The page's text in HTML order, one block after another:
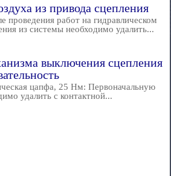
из привода сцепления
проведения работ на гидравлическом
из системы необходимо удалить...
выключения сцепления
цапфа, 25 Нм: Первоначальную
удалить с контактной...